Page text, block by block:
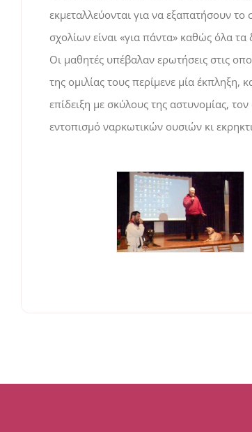
εκμεταλλεύονται για να εξαπατήσουν
σχολίων είναι «για πάντα» καθώς όλα
Οι μαθητές υπέβαλαν ερωτήσεις στις
της ομιλίας τους περίμενε μία
επίδειξη με σκύλους της αστυνομίας,
εντοπισμό ναρκωτικών ουσιών κι